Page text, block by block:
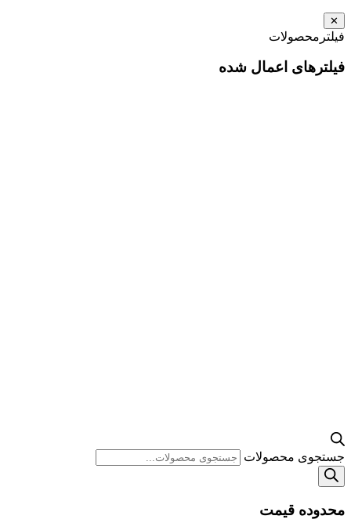
✕
فیلتر محصولات
فیلترهای اعمال شده
جستجوی محصولات
محدوده قیمت